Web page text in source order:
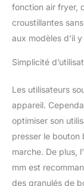
fonction air fryer,
croustillantes
aux modèles d’il
Simplicité
Les utilisateurs
appareil.
optimiser son
presser le bouton
marche. De plus,
mm est
des granulés de